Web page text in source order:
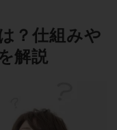
？仕組みや
解説